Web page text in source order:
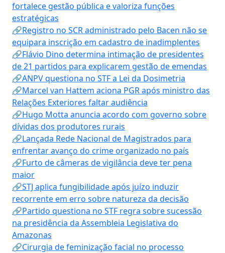
fortalece gestão pública e valoriza funções
estratégicas
🔗Registro no SCR administrado pelo Bacen não se
equipara inscrição em cadastro de inadimplentes
🔗Flávio Dino determina intimação de presidentes
de 21 partidos para explicarem gestão de emendas
🔗ANPV questiona no STF a Lei da Dosimetria
🔗Marcel van Hattem aciona PGR após ministro das
Relações Exteriores faltar audiência
🔗Hugo Motta anuncia acordo com governo sobre
dívidas dos produtores rurais
🔗Lançada Rede Nacional de Magistrados para
enfrentar avanço do crime organizado no país
🔗Furto de câmeras de vigilância deve ter pena
maior
🔗STJ aplica fungibilidade após juízo induzir
recorrente em erro sobre natureza da decisão
🔗Partido questiona no STF regra sobre sucessão
na presidência da Assembleia Legislativa do
Amazonas
🔗Cirurgia de feminização facial no processo